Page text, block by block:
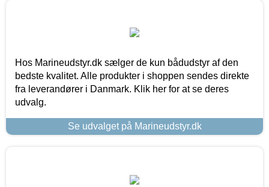
Hos Marineudstyr.dk sælger de kun bådudstyr af den
bedste kvalitet. Alle produkter i shoppen sendes direkte
fra leverandører i Danmark. Klik her for at se deres
udvalg.
Se udvalget på Marineudstyr.dk